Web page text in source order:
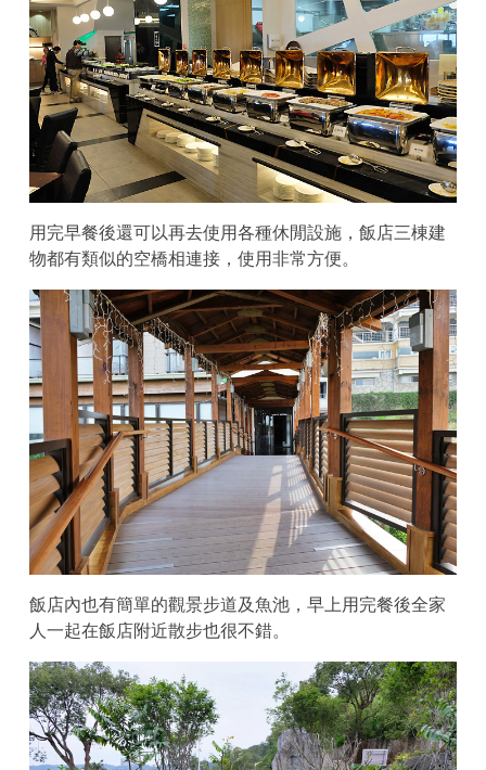
用完早餐後還可以再去使用各種休閒設施，飯店三棟建
物都有類似的空橋相連接，使用非常方便。
飯店內也有簡單的觀景步道及魚池，早上用完餐後全家
人一起在飯店附近散步也很不錯。